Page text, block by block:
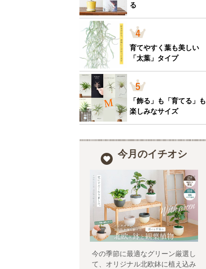
る
育てやすく葉も美しい
「太葉」タイプ
「飾る」も「育てる」も
楽しみなサイズ
今月のイチオシ
今の季節に最適なグリーン厳選し
て、オリジナル北欧鉢に植え込み